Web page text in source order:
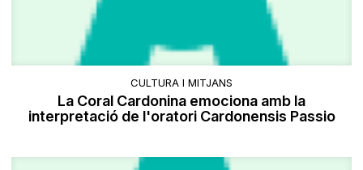
CULTURA I MITJANS
La Coral Cardonina emociona amb la
interpretació de l'oratori Cardonensis Passio